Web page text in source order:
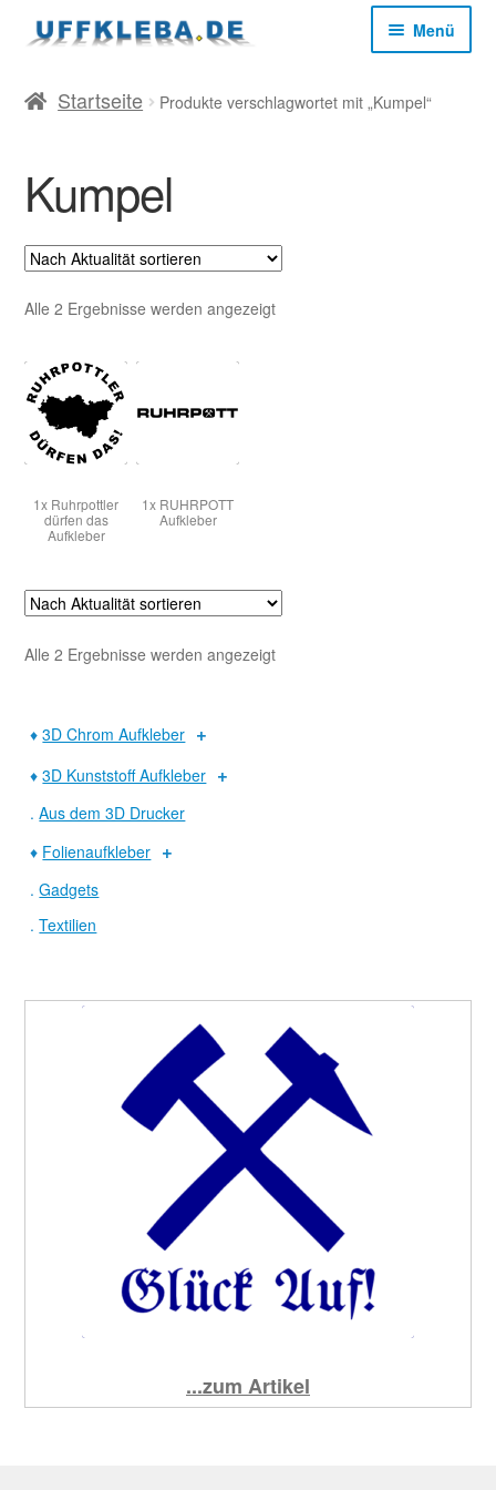
Zur
Navigation
Zum
Inhalt
Menü
Start
Datenschutz
Kasse
Mein Konto
Versandkosten
Startseite Produkte verschlagwortet mit „Kumpel“
Kumpel
Alle 2 Ergebnisse werden angezeigtNach
1x Ruhrpottler
dürfen das
Aufkleber
1x RUHRPOTT
Aufkleber
Alle 2 Ergebnisse werden angezeigtNach
♦3D Chrom Aufkleber
♦3D Kunststoff Aufkleber
.Aus dem 3D Drucker
♦ Folienaufkleber
.Gadgets
.Textilien
...zum Artikel